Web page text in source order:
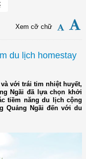
Xem cỡ chữ
du lịch homestay
với trái tim nhiệt huyết,
Ngãi đã lựa chọn khởi
tiềm năng du lịch cộng
Quảng Ngãi đến với du